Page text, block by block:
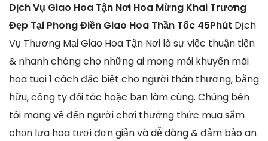
Dịch Vụ Giao Hoa Tận Nơi Hoa Mừng Khai Trương
Đẹp Tại Phong Điền Giao Hoa Thần Tốc 45Phút Dịch
Vụ Thương Mại Giao Hoa Tận Nơi là sự việc thuận tiện
& nhanh chóng cho những ai mong mỏi khuyến mãi
hoa tuoi 1 cách đặc biệt cho người thân thương, bằng
hữu, công ty đối tác hoặc bạn làm cùng. Chúng bên
tôi mang về đến người chơi thưởng thức mua sắm
chọn lựa hoa tươi đơn giản và dễ dàng & đảm bảo an